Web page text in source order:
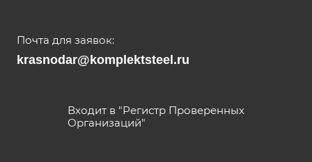
Почта для заявок:
krasnodar@komplektsteel.ru
Входит в "Регистр Проверенных
Организаций"